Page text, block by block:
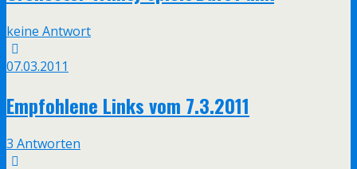
keine Antwort
07.03.2011
Empfohlene Links vom 7.3.2011
3 Antworten